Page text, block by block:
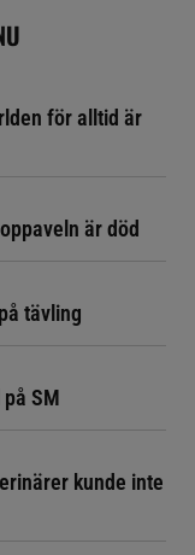
för alltid är
är död
tävling
SM
kunde inte